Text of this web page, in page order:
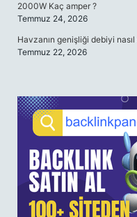
2000W Kaç amper ?
Temmuz 24, 2026
Havzanın genişliği debiyi
Temmuz 22, 2026